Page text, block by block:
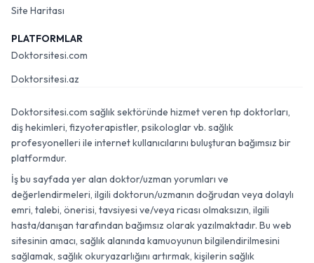
Site Haritası
PLATFORMLAR
Doktorsitesi.com
Doktorsitesi.az
Doktorsitesi.com sağlık sektöründe hizmet veren tıp doktorları,
diş hekimleri, fizyoterapistler, psikologlar vb. sağlık
profesyonelleri ile internet kullanıcılarını buluşturan bağımsız bir
platformdur.
İş bu sayfada yer alan doktor/uzman yorumları ve
değerlendirmeleri, ilgili doktorun/uzmanın doğrudan veya dolaylı
emri, talebi, önerisi, tavsiyesi ve/veya ricası olmaksızın, ilgili
hasta/danışan tarafından bağımsız olarak yazılmaktadır. Bu web
sitesinin amacı, sağlık alanında kamuoyunun bilgilendirilmesini
sağlamak, sağlık okuryazarlığını artırmak, kişilerin sağlık